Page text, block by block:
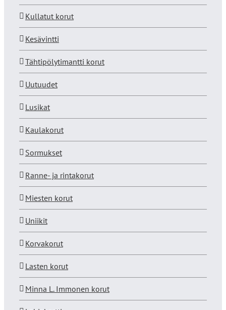
Kullatut korut
Kesävintti
Tähtipölytimantti korut
Uutuudet
Lusikat
Kaulakorut
Sormukset
Ranne- ja rintakorut
Miesten korut
Uniikit
Korvakorut
Lasten korut
Minna L. Immonen korut